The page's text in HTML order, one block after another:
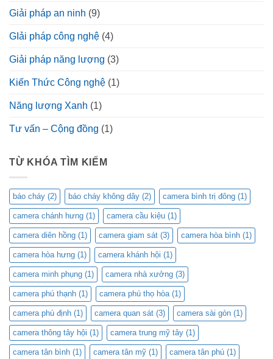
Giải pháp an ninh (9)
GIải pháp công nghệ (4)
Giải pháp năng lượng (3)
Kiến Thức Công nghệ (1)
Năng lượng Xanh (1)
Tư vấn – Cộng đồng (1)
TỪ KHÓA TÌM KIẾM
báo cháy (2) báo cháy không dây (2) camera bình trị đông (1)
camera chánh hưng (1) camera cầu kiệu (1)
camera diên hồng (1) camera giam sát (3) camera hòa bình (1)
camera hòa hưng (1) camera khánh hội (1)
camera minh phụng (1) camera nhà xưởng (3)
camera phú thạnh (1) camera phú thọ hòa (1)
camera phú định (1) camera quan sát (3) camera sài gòn (1)
camera thông tây hội (1) camera trung mỹ tây (1)
camera tân bình (1) camera tân mỹ (1) camera tân phú (1)